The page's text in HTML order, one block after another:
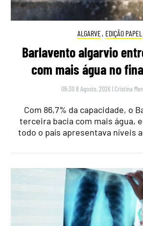
ALGARVE, EDIÇÃO PAPEL
Barlavento algarvio
com mais água no
09:30 8 Agosto, 2026 | Cristina
Com 86,7% da capacidade, o
terceira bacia com mais água,
todo o país apresentava níveis